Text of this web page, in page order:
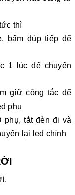
thì
bấm đúp tiếp để
1 lúc để chuyển
giữ công tắc để
phụ
phụ, tắt đèn đi và
lại led chính